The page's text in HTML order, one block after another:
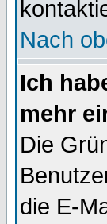
Nach
Ich
mehr
Die
die E-